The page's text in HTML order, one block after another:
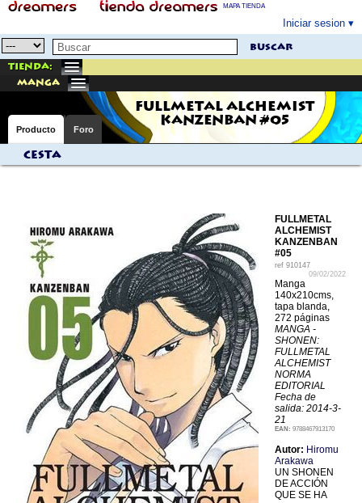
MAPA TIENDA
Iniciar sesion
buscar
Tienda:
manga
FULLMETAL ALCHEMIST
KANZENBAN #05
Producto Foro
Cesta
FULLMETAL
ALCHEMIST
KANZENBAN
#05
ref 910147
09/02/2022
Manga
140x210cms,
tapa blanda,
272 páginas
MANGA -
SHONEN:
FULLMETAL
ALCHEMIST
NORMA
EDITORIAL
Fecha de
salida: 2014-3-
21
EAN: 9788467913170
Autor: Hiromu
Arakawa
UN SHONEN
DE ACCIÓN
QUE SE HA